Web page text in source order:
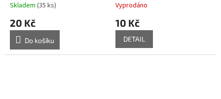
Skladem (35 ks)
20 Kč
Do košíku
Vyprodáno
10 Kč
DETAIL